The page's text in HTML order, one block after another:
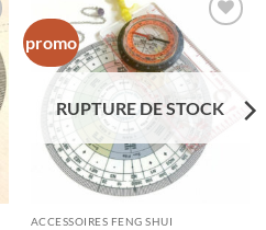
promo
à la liste
d’envies
RUPTURE DE STOCK
ACCESSOIRES FENG SHUI